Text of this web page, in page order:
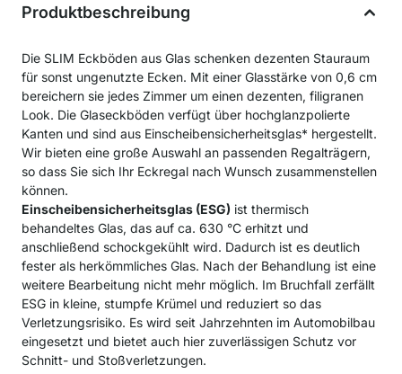
Produktbeschreibung
Die SLIM Eckböden aus Glas schenken dezenten Stauraum
für sonst ungenutzte Ecken. Mit einer Glasstärke von 0,6 cm
bereichern sie jedes Zimmer um einen dezenten, filigranen
Look. Die Glaseckböden verfügt über hochglanzpolierte
Kanten und sind aus Einscheibensicherheitsglas* hergestellt.
Wir bieten eine große Auswahl an passenden Regalträgern,
so dass Sie sich Ihr Eckregal nach Wunsch zusammenstellen
können.
Einscheibensicherheitsglas (ESG) ist thermisch
behandeltes Glas, das auf ca. 630 °C erhitzt und
anschließend schockgekühlt wird. Dadurch ist es deutlich
fester als herkömmliches Glas. Nach der Behandlung ist eine
weitere Bearbeitung nicht mehr möglich. Im Bruchfall zerfällt
ESG in kleine, stumpfe Krümel und reduziert so das
Verletzungsrisiko. Es wird seit Jahrzehnten im Automobilbau
eingesetzt und bietet auch hier zuverlässigen Schutz vor
Schnitt- und Stoßverletzungen.